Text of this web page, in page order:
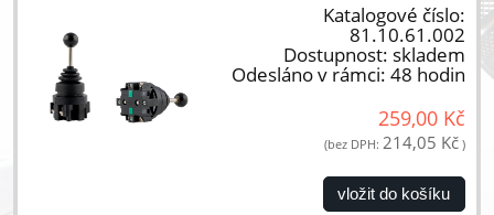
Katalogové číslo:
81.10.61.002
Dostupnost: skladem
Odesláno v rámci: 48 hodin
259,00 Kč
(bez DPH: 214,05 Kč )
vložit do košíku